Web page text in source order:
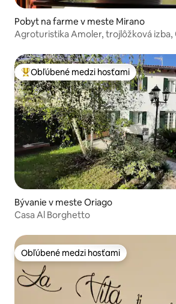
Pobyt na farme v meste Mirano
Agroturistika Amoler, trojlôžková izba,
Najobľúbenejšie medzi hosťami
Obľúbené medzi hosťami
Bývanie v meste Oriago
Casa Al Borghetto
Obľúbené medzi hosťami
Obľúbené medzi hosťami